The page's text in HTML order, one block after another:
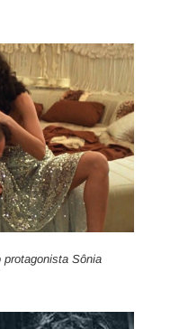
protagonista Sônia